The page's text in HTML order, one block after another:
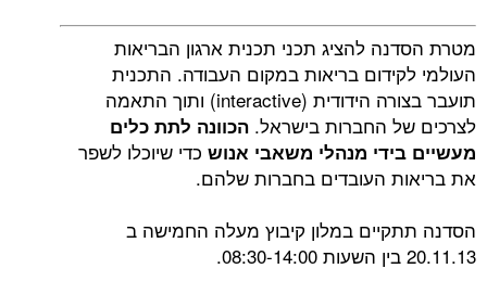
להציג תכני תכנית ארגון הבריאות
בריאות במקום העבודה. התכנית
תועבר בצורה הידודית (interactive) ותוך התאמה
החברות בישראל.הכוונה לתת כלים
מנהלי משאבי אנושכדי שיוכלו לשפר
העובדים בחברות שלהם.
במלון קיבוץ מעלה החמישה ב